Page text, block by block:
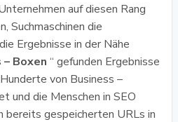
auf diesen Rang
Suchmaschinen die
Ergebnisse in der Nähe
– Boxen “ gefunden Ergebnisse
von Business –
und die Menschen in SEO
bereits gespeicherten URLs in